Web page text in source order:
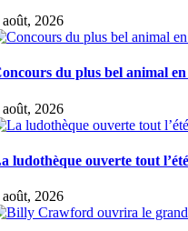
août, 2026
du plus bel animal en
août, 2026
ludothèque ouverte tout l’été
août, 2026